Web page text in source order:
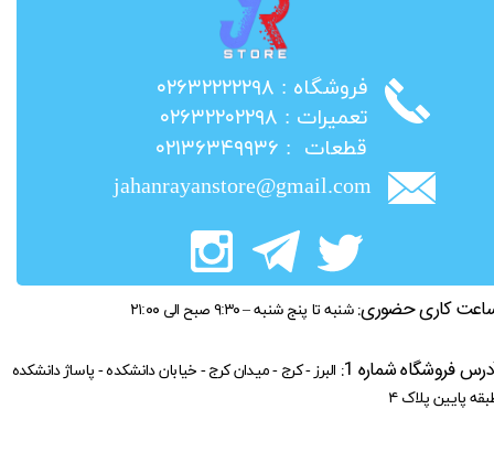
​فروشگاه : ۰۲۶۳۲۲۲۲۲۹۸
​تعمیرات : ۰۲۶۳۲۲۰۲۲۹۸
​قطعات : ۰۲۱۳۶۳۴۹۹۳۶
jahanrayanstore@gmail.com
کاری حضوری: شنبه تا پنج شنبه – ۹:۳۰ صبح الی ۲۱:۰۰
فروشگاه شماره 1:
البرز - کرج - میدان کرج - خیابان دانشکده - پاساژ دانشکده
پایین پلاک ۴